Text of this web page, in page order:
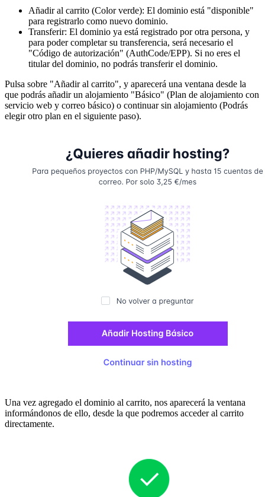
Añadir al carrito (Color verde): El dominio está "disponible"
para registrarlo como nuevo dominio.
Transferir: El dominio ya está registrado por otra persona, y
para poder completar su transferencia, será necesario el
"Código de autorización" (AuthCode/EPP). Si no eres el
titular del dominio, no podrás transferir el dominio.
Pulsa sobre "Añadir al carrito", y aparecerá una ventana desde la
que podrás añadir un alojamiento "Básico" (Plan de alojamiento con
servicio web y correo básico) o continuar sin alojamiento (Podrás
elegir otro plan en el siguiente paso).
Una vez agregado el dominio al carrito, nos aparecerá la ventana
informándonos de ello, desde la que podremos acceder al carrito
directamente.